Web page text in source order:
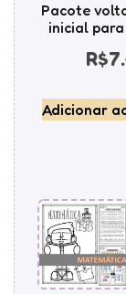
Pacote
inicial para
R$
Adicionar